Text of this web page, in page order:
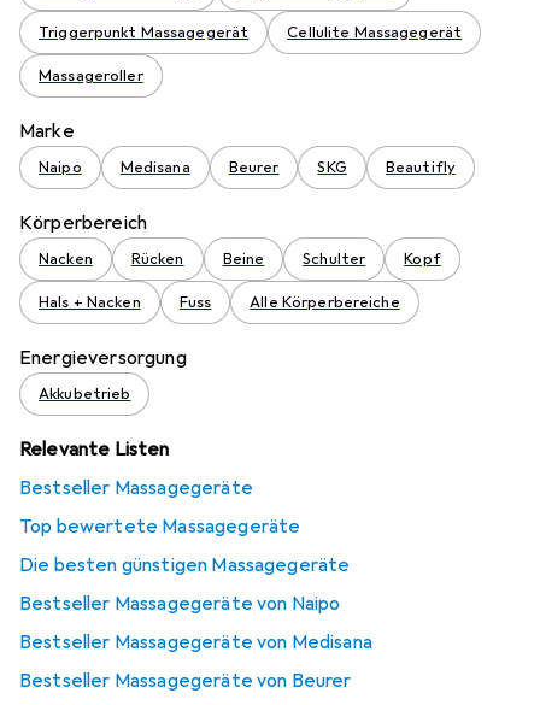
Triggerpunkt Massagegerät Cellulite Massagegerät
Massageroller
Marke
Naipo Medisana Beurer SKG Beautifly
Körperbereich
Nacken Rücken Beine Schulter Kopf
Hals + Nacken Fuss Alle Körperbereiche
Energieversorgung
Akkubetrieb
Relevante Listen
Bestseller Massagegeräte
Top bewertete Massagegeräte
Die besten günstigen Massagegeräte
Bestseller Massagegeräte von Naipo
Bestseller Massagegeräte von Medisana
Bestseller Massagegeräte von Beurer